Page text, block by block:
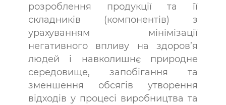
розроблення продукції та її
складників (компонентів) з
урахуванням мінімізації
негативного впливу на здоров’я
людей і навколишнє природне
середовище, запобігання та
зменшення обсягів утворення
відходів у процесі виробництва та